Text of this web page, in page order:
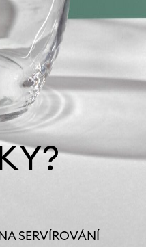
SERVÍROVÁNÍ